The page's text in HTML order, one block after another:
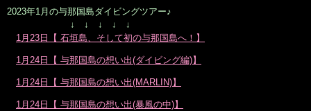
2023年1月の与那国島ダイビングツアー♪
↓ ↓ ↓ ↓ ↓
1月23日【 石垣島、そして初の与那国島へ！】
1月24日【 与那国島の想い出(ダイビング編)】
1月24日【 与那国島の想い出(MARLIN)】
1月24日【 与那国島の想い出(暴風の中)】